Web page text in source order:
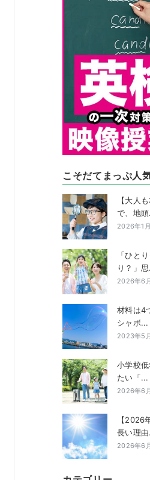
こそだてまっぷ人
【大人
で、地
2026年1
「ひと
り？」
2026年6
材料は4
シャボ...
2023年5
小学校
たい「...
2026年6
【2026
長い理
2026年6